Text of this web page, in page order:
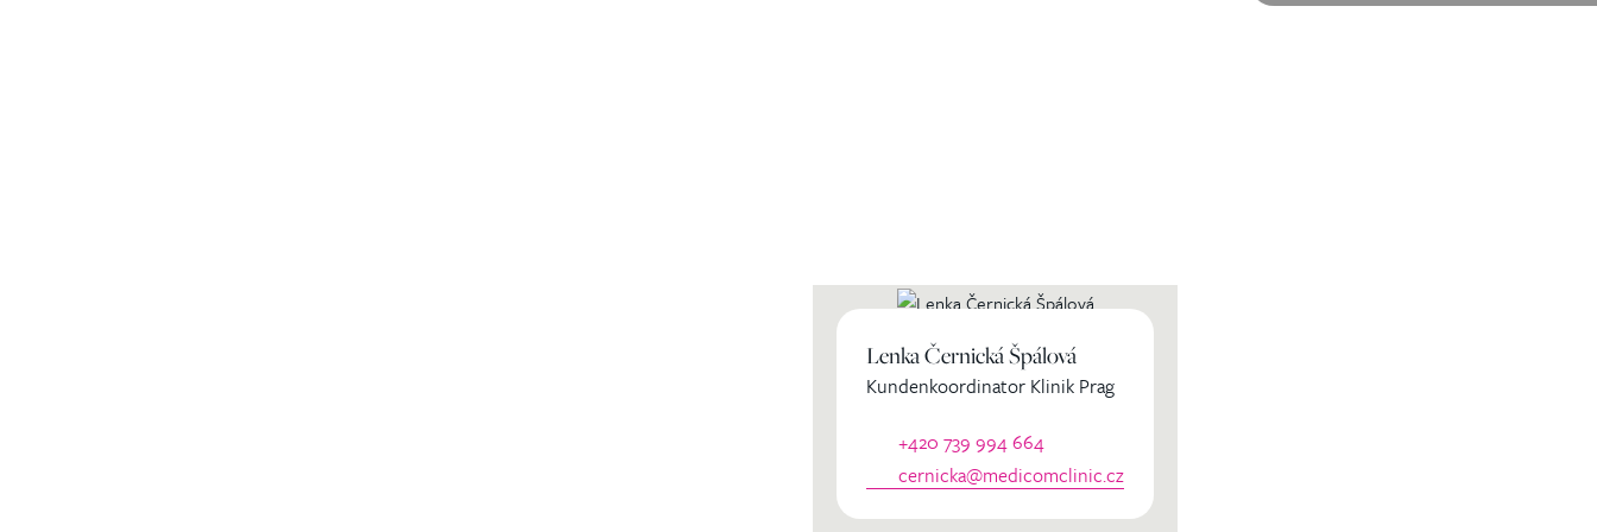
Lenka Černická Špálová
Kundenkoordinator Klinik Prag
+420 739 994 664
cernicka@medicomclinic.cz